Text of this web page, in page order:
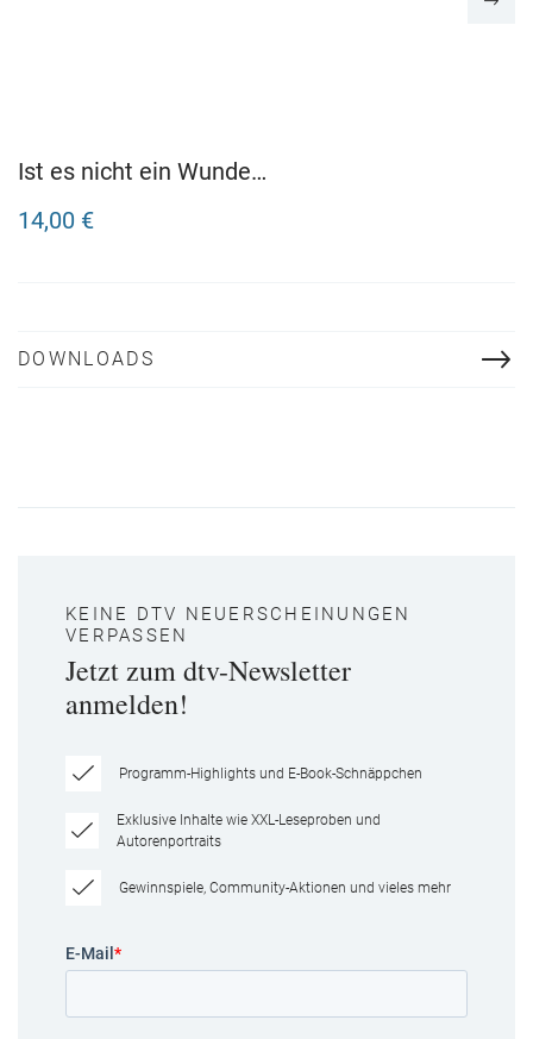
Ist es nicht ein Wunder,
14,00 €
DOWNLOADS
KEINE DTV NEUERSCHEINUNGEN
VERPASSEN
Jetzt zum dtv-Newsletter
anmelden!
Programm-Highlights und E-Book-Schnäppchen
Exklusive Inhalte wie XXL-Leseproben und
Autorenportraits
Gewinnspiele, Community-Aktionen und vieles mehr
E-Mail *